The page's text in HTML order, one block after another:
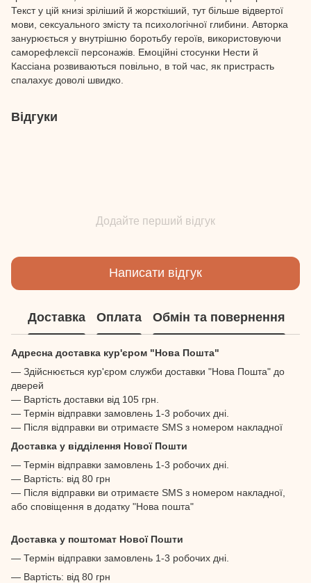
Текст у цій книзі зріліший й жорсткіший, тут більше відвертої
мови, сексуального змісту та психологічної глибини. Авторка
занурюється у внутрішню боротьбу героїв, використовуючи
саморефлексії персонажів. Емоційні стосунки Нести й
Кассіана розвиваються повільно, в той час, як пристрасть
спалахує доволі швидко.
Відгуки
Додайте перший відгук
Написати відгук
Доставка Оплата Обмін та повернення
Адресна доставка кур'єром "Нова Пошта"
— Здійснюється кур'єром служби доставки "Нова Пошта" до
дверей
— Вартість доставки від 105 грн.
— Термін відправки замовлень 1-3 робочих дні.
— Після відправки ви отримаєте SMS з номером накладної
Доставка у відділення Нової Пошти
— Термін відправки замовлень 1-3 робочих дні.
— Вартість: від 80 грн
— Після відправки ви отримаєте SMS з номером накладної,
або сповіщення в додатку "Нова пошта"
Доставка у поштомат Нової Пошти
— Термін відправки замовлень 1-3 робочих дні.
— Вартість: від 80 грн